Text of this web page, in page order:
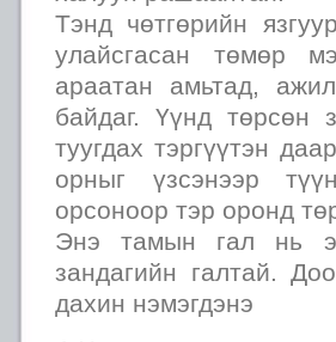
Тэнд чөтгөрийн
улайсгасан төмөр
араатан амьтад,
байдаг. Үүнд төрсөн
туугдах тэргүүтэн
орныг үзсэнээр
орсоноор тэр оронд
Энэ тамын гал нь
зандагийн галтай.
дахин нэмэгдэнэ